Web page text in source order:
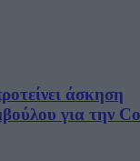
άσκηση
για την